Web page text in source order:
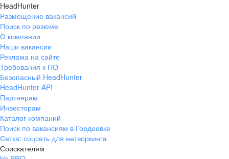
HeadHunter
Размещение вакансий
Поиск по резюме
О компании
Наши вакансии
Реклама на сайте
Требования к ПО
Безопасный HeadHunter
HeadHunter API
Партнерам
Инвесторам
Каталог компаний
Поиск по вакансиям в Гордеевке
Сетка: соцсеть для нетворкинга
Соискателям